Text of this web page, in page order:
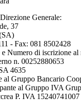
Generale:
37
- Fax: 081 8502428
Numero di iscrizione al
n. 00252880653
4635
al Gruppo Bancario
al Gruppo IVA
P. IVA 15240741007